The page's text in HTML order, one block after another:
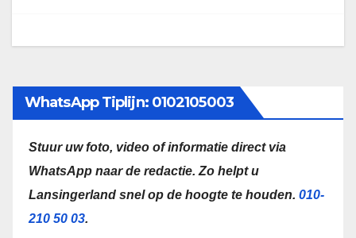
WhatsApp Tiplijn: 0102105003
Stuur uw foto, video of informatie direct via
WhatsApp naar de redactie.Zo helpt u
Lansingerland snel op de hoogte te houden. 010-
210 50 03.